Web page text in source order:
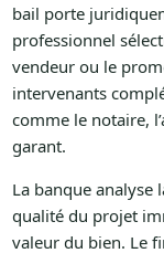
bail porte
professionnel
vendeur ou le
intervenants
comme le notaire,
garant.
La banque analyse
qualité du projet
valeur du bien. Le